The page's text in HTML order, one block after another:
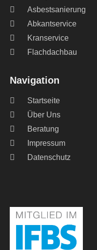
Navigation
Startseite
Über Uns
Beratung
Impressum
Datenschutz
Asbestsanierung
Abkantservice
Kranservice
Flachdachbau